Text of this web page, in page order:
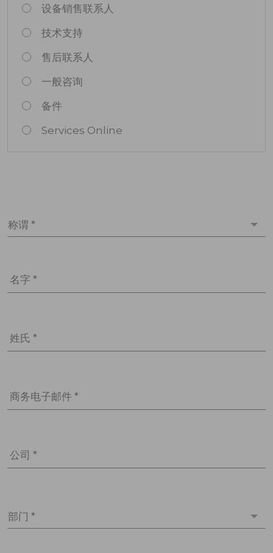
设备销售联系人
技术支持
售后联系人
一般咨询
备件
Services Online
称谓 *
名字 *
姓氏 *
商务电子邮件 *
公司 *
部门 *